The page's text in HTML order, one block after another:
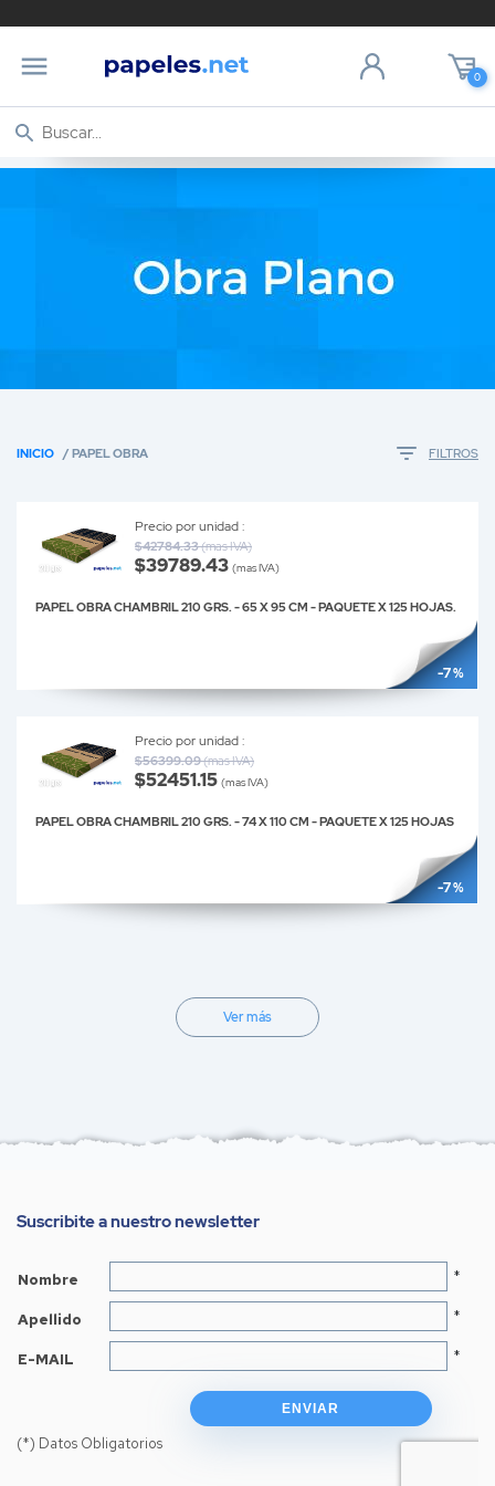
0
INICIO / PAPEL OBRA FILTROS
-7 %
Precio por unidad :
$42784.33(mas IVA)
$39789.43 (mas IVA)
PAPEL OBRA CHAMBRIL 210 GRS. - 65 X 95 CM - PAQUETE X 125 HOJAS.
-7 %
Precio por unidad :
$56399.09(mas IVA)
$52451.15 (mas IVA)
PAPEL OBRA CHAMBRIL 210 GRS. - 74 X 110 CM - PAQUETE X 125 HOJAS
Ver más
Suscribite a nuestro newsletter